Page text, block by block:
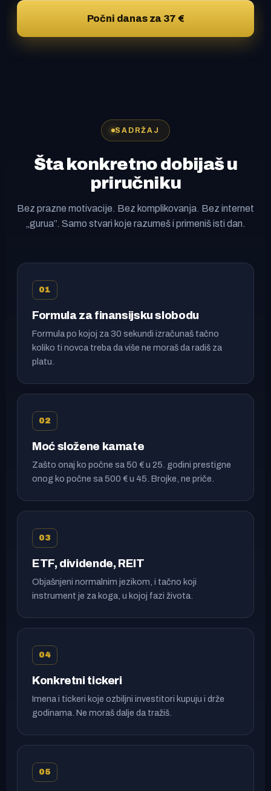
Počni danas za 37 €
SADRŽAJ
Šta konkretno dobijaš u
priručniku
Bez prazne motivacije. Bez komplikovanja. Bez internet
„gurua”. Samo stvari koje razumeš i primeniš isti dan.
01
Formula za finansijsku slobodu
Formula po kojoj za 30 sekundi izračunaš tačno
koliko ti novca treba da više ne moraš da radiš za
platu.
02
Moć složene kamate
Zašto onaj ko počne sa 50 € u 25. godini prestigne
onog ko počne sa 500 € u 45. Brojke, ne priče.
03
ETF, dividende, REIT
Objašnjeni normalnim jezikom, i tačno koji
instrument je za koga, u kojoj fazi života.
04
Konkretni tickeri
Imena i tickeri koje ozbiljni investitori kupuju i drže
godinama. Ne moraš dalje da tražiš.
05